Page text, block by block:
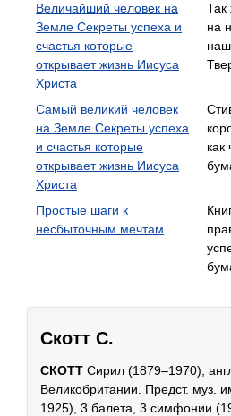
Величайший человек на
Земле Секреты успеха и
счастья которые
открывает жизнь Иисуса
Христа
Так
на
Самый великий человек
на Земле Секреты успеха
и счастья которые
открывает жизнь Иисуса
Христа
Простые шаги к
несбыточным мечтам
Скотт С.
СКОТТ Сирил (1879–1970),
Великобритании. Предст. муз.
1925), 3 балета, 3 симфонии